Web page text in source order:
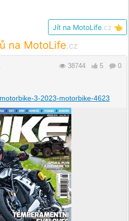
Jít na MotoLife .cz 👈
na MotoLife.cz
38744 5 0
3-2023-motorbike-4623